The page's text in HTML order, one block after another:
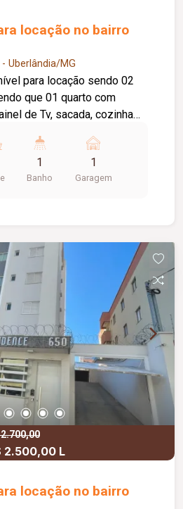
locação no bairro
Uberlândia/MG
para locação sendo 02
que 01 quarto com
de Tv, sacada, cozinha
com box e armário,
vaga de garagem, portaria
de festas com área
1
Banho
1
Garagem
2.500,00 L
locação no bairro